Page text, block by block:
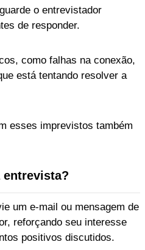
o entrevistador
de responder.
como falhas na conexão,
está tentando resolver a
esses imprevistos também
entrevista?
um e-mail ou mensagem de
reforçando seu interesse
positivos discutidos.